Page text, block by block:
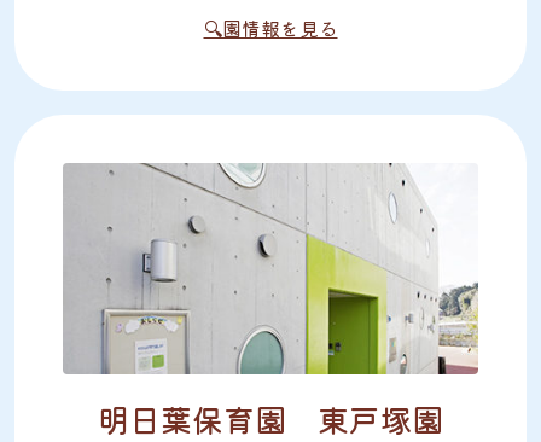
🔍園情報を見る
明日葉保育園 東戸塚園